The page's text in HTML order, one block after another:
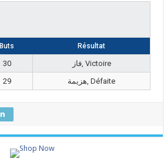
Buts Résultat
30
فاز, Victoire
29 هزيمة, Défaite